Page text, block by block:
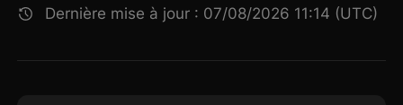
Dernière mise à jour : 07/08/2026 11:14 (UTC)